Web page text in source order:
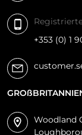
+353 (0) 1
Woodland